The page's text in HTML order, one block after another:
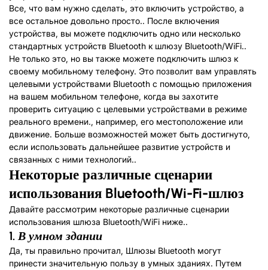
Все, что вам нужно сделать, это включить устройство, а
все остальное довольно просто.. После включения
устройства, вы можете подключить одно или несколько
стандартных устройств Bluetooth к шлюзу Bluetooth/WiFi..
Не только это, но вы также можете подключить шлюз к
своему мобильному телефону. Это позволит вам управлять
целевыми устройствами Bluetooth с помощью приложения
на вашем мобильном телефоне, когда вы захотите
проверить ситуацию с целевыми устройствами в режиме
реального времени., например, его местоположение или
движение. Больше возможностей может быть достигнуто,
если использовать дальнейшее развитие устройств и
связанных с ними технологий..
Некоторые различные сценарии
использования Bluetooth/Wi-Fi-шлюз
Давайте рассмотрим некоторые различные сценарии
использования шлюза Bluetooth/WiFi ниже..
1. В умном здании
Да, ты правильно прочитал, Шлюзы Bluetooth могут
принести значительную пользу в умных зданиях. Путем